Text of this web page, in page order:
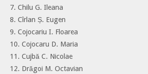
7. Chilu G. Ileana
8. Cîrlan Ș. Eugen
9. Cojocariu I. Floarea
10. Cojocaru D. Maria
11. Cujbă C. Nicolae
12. Drăgoi M. Octavian